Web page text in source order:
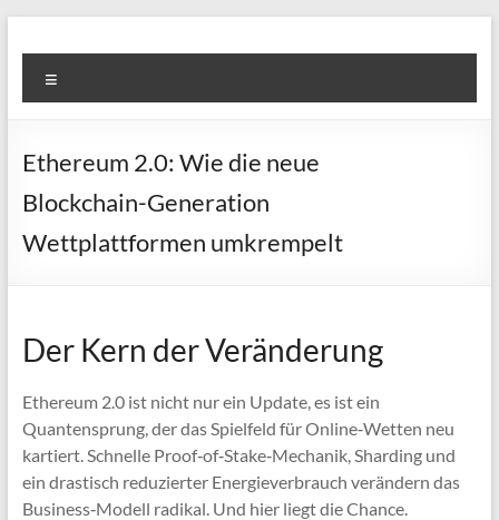
to
content
Super
Fast
Cleaning
&
Maintenance
Professional
Reliable
Service
in
Dubai
Ethereum 2.0: Wie die neue
Blockchain-Generation
Wettplattformen umkrempelt
Der Kern der Veränderung
Ethereum 2.0 ist nicht nur ein Update, es ist ein
Quantensprung, der das Spielfeld für Online‑Wetten neu
kartiert. Schnelle Proof‑of‑Stake‑Mechanik, Sharding und
ein drastisch reduzierter Energieverbrauch verändern das
Business‑Modell radikal. Und hier liegt die Chance.